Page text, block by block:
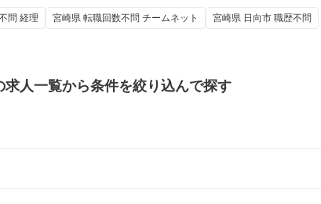
問 経理 宮崎県 転職回数不問 チームネット
宮崎県 日向市 職歴不問
求人一覧から条件を絞り込んで探す